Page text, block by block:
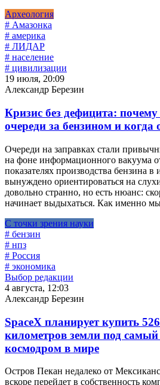
Археология
# Амазонка
# америка
# ЛИДАР
# население
# цивилизации
19 июля, 20:09
Александр Березин
Кризис без дефицита: почему
очереди за бензином и когда
Очереди на заправках стали
на фоне информационного вакуума
показателях производства бензина
вынуждено ориентироваться на
довольно странно, но есть нюанс:
начинает выдыхаться. Как именно
С точки зрения науки
# бензин
# нпз
# Россия
# экономика
Выбор редакции
4 августа, 12:03
Александр Березин
SpaceX планирует купить
километров земли под
космодром в мире
Остров Пекан недалеко от
вскоре перейдет в собственность